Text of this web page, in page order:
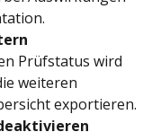
Prüfstatus wird
weiteren
exportieren.